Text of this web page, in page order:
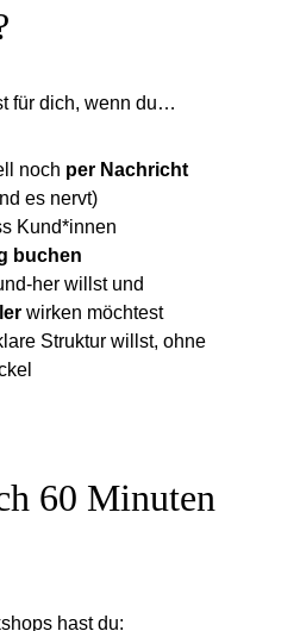
für dich, wenn du…
noch per Nachricht
es nervt)
Kund*innen
buchen
her willst und
wirken möchtest
Struktur willst, ohne
60 Minuten
hast du: